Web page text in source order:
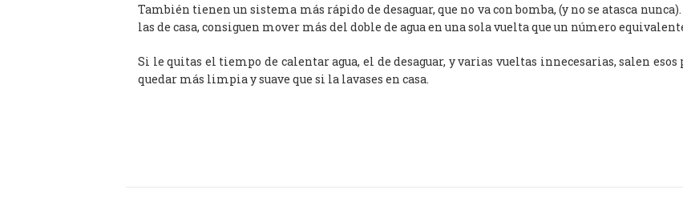
También tienen un sistema más rápido de desaguar, que no va con bomba, (y no se atasca
las de casa, consiguen mover más del doble de agua en una sola vuelta que un número
Si le quitas el tiempo de calentar agua, el de desaguar, y varias vueltas innecesarias, salen
quedar más limpia y suave que si la lavases en casa.